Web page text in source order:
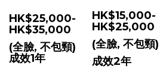
HK$25,000-
HK$35,000
(全臉, 不包頸)
成效1年
HK$15,000-
HK$25,000
(全臉, 不包頸)
成效2年